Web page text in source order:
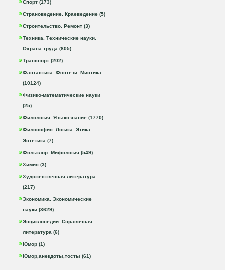
Спорт (173)
Страноведение. Краеведение (5)
Строительство. Ремонт (3)
Техника. Технические науки.
Охрана труда (805)
Транспорт (202)
Фантастика. Фэнтези. Мистика
(10124)
Физико-математические науки
(25)
Филология. Языкознание (1770)
Философия. Логика. Этика.
Эстетика (7)
Фольклор. Мифология (549)
Химия (3)
Художественная литература
(217)
Экономика. Экономические
науки (3629)
Энциклопедии. Справочная
литература (6)
Юмор (1)
Юмор,анекдоты,тосты (61)